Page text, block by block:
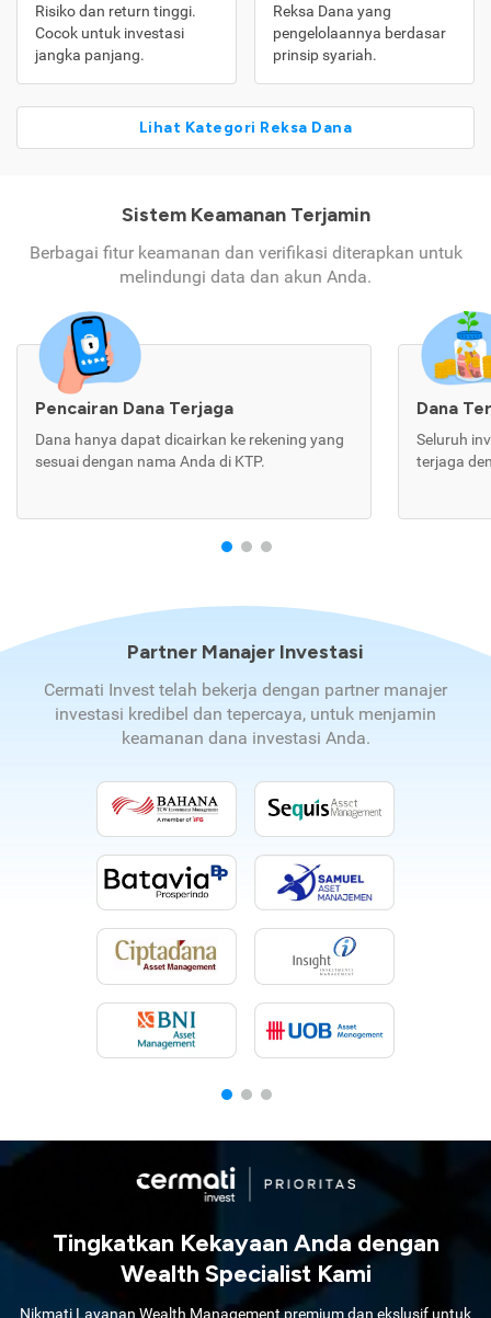
Risiko dan return tinggi.
Cocok untuk investasi
jangka panjang.
Reksa Dana yang
pengelolaannya berdasar
prinsip syariah.
Lihat Kategori Reksa Dana
Sistem Keamanan Terjamin
Berbagai fitur keamanan dan verifikasi diterapkan untuk
melindungi data dan akun Anda.
Pencairan Dana Terjaga
Dana hanya dapat dicairkan ke rekening yang
sesuai dengan nama Anda di KTP.
Dana
Seluruh
terjaga
Partner Manajer Investasi
Cermati Invest telah bekerja dengan partner manajer
investasi kredibel dan tepercaya, untuk menjamin
keamanan dana investasi Anda.
Tingkatkan Kekayaan Anda dengan
Wealth Specialist Kami
Nikmati Layanan Wealth Management premium dan ekslusif untuk